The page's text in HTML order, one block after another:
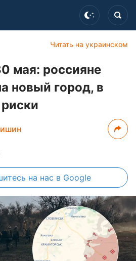
Читать на украинском
мая: россияне
новый город, в
на нас в Google